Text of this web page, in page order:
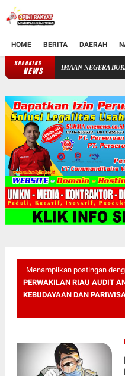
HOME BERITA DAERAH
BREAKING
NEWS PENGELOLAAN
Menampilkan postingan
PERWAKILAN RIAU AUDIT
KEBUDAYAAN DAN